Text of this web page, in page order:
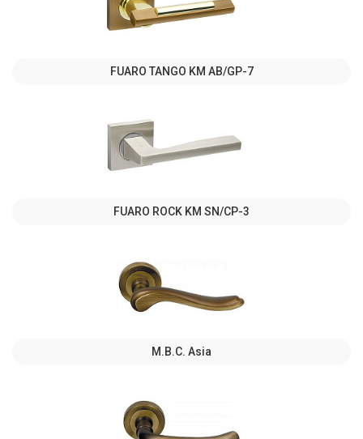
FUARO TANGO KM AB/GP-7
FUARO ROCK KM SN/CP-3
M.B.C. Asia